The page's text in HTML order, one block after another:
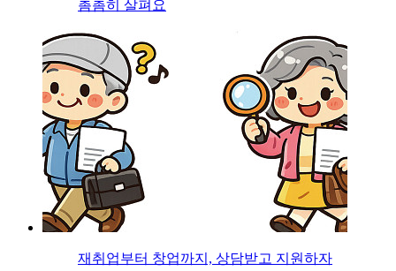
촘촘히 살펴요
재취업부터 창업까지, 상담받고 지원하자